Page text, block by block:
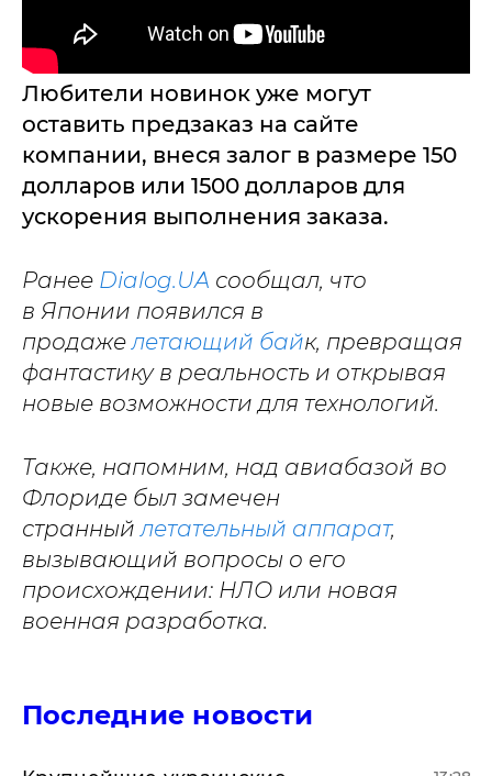
Любители новинок уже могут
оставить предзаказ на сайте
компании, внеся залог в размере 150
долларов или 1500 долларов для
ускорения выполнения заказа.
Ранее Dialog.UA сообщал, что
в Японии появился в
продажелетающий байк, превращая
фантастику в реальность и открывая
новые возможности для технологий.
Также, напомним, над авиабазой во
Флориде был замечен
странныйлетательный аппарат,
вызывающий вопросы о его
происхождении: НЛО или новая
военная разработка.
Последние новости